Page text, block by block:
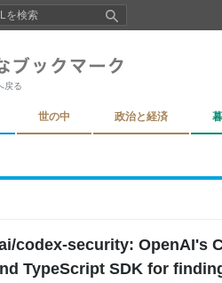
戻る
世の中 政治と経済
codex-security: OpenAI's
TypeScript SDK for